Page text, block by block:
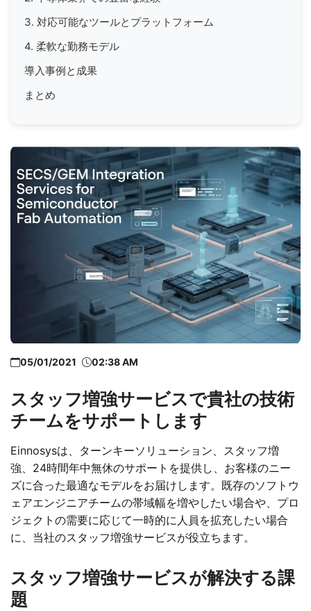
3. 対応可能なツールとプラットフォーム
4. 柔軟な勤務モデル
導入事例と成果
まとめ
05/01/2021 02:38 AM
スタッフ増強サービスで貴社の技術
チームをサポートします
Einnosysは、ターンキーソリューション、スタッフ増
強、24時間年中無休のサポートを提供し、お客様のニー
ズに合った最適なモデルをお届けします。既存のソフトウ
ェアエンジニアチームの帯域幅を増やしたい場合や、プロ
ジェクトの需要に応じて一時的に人員を拡充したい場合
に、当社のスタッフ増強サービスが役立ちます。
スタッフ増強サービスが解決する課
題